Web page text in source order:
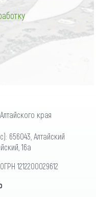
края
656043, Алтайский
16а
1212200029612